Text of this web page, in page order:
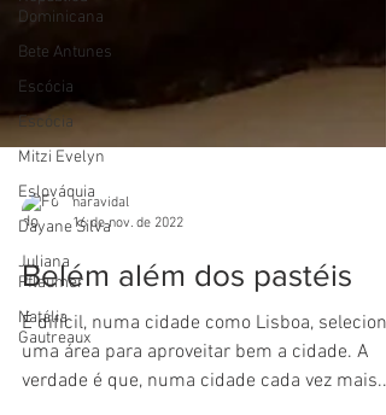
Dominicana
Bete Antunes
Escócia
Escócia
Mitzi Evelyn
Eslováquia
Dayane Silva
Juliana
Pflaumer
Natália
Gautreaux
naravidal
Belém além dos pastéis